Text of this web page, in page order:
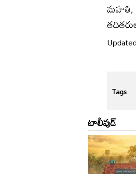
మహతి,
Tags
టాలీవుడ్